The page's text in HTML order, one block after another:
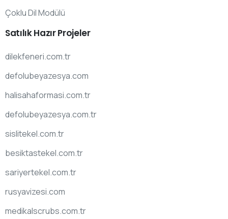
Çoklu Dil Modülü
SatılıkHazırProjeler
dilekfeneri.com.tr
defolubeyazesya.com
halisahaformasi.com.tr
defolubeyazesya.com.tr
sislitekel.com.tr
besiktastekel.com.tr
sariyertekel.com.tr
rusyavizesi.com
medikalscrubs.com.tr